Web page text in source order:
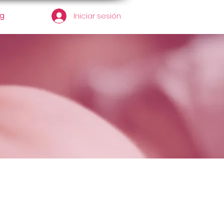
Iniciar sesión